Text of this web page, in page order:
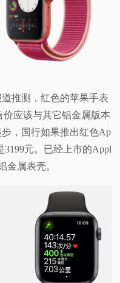
推测，红色的苹果手表
价应该与其它铝金属版本
，国行如果推出红色Ap
3199元。已经上市的Appl
金属表壳。